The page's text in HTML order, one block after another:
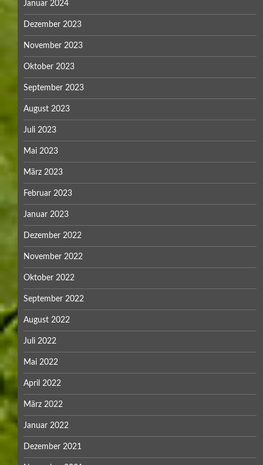
Januar 2024
Dezember 2023
November 2023
Oktober 2023
September 2023
August 2023
Juli 2023
Mai 2023
März 2023
Februar 2023
Januar 2023
Dezember 2022
November 2022
Oktober 2022
September 2022
August 2022
Juli 2022
Mai 2022
April 2022
März 2022
Januar 2022
Dezember 2021